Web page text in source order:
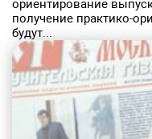
ориентирование
получение практико-
будут...